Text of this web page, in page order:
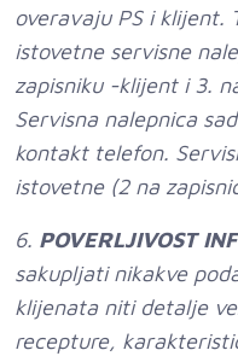
overavaju PS i klijent.
istovetne servisne
zapisniku -klijent i 3.
Servisna nalepnica
kontakt telefon.
istovetne (2 na
6. POVERLJIVOST
sakupljati nikakve
klijenata niti detalje
recepture,